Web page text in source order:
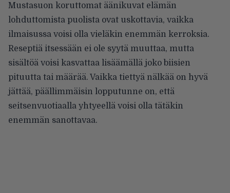
Mustasuon koruttomat äänikuvat elämän
lohduttomista puolista ovat uskottavia, vaikka
ilmaisussa voisi olla vieläkin enemmän kerroksia.
Reseptiä itsessään ei ole syytä muuttaa, mutta
sisältöä voisi kasvattaa lisäämällä joko biisien
pituutta tai määrää. Vaikka tiettyä nälkää on hyvä
jättää, päällimmäisin lopputunne on, että
seitsenvuotiaalla yhtyeellä voisi olla tätäkin
enemmän sanottavaa.